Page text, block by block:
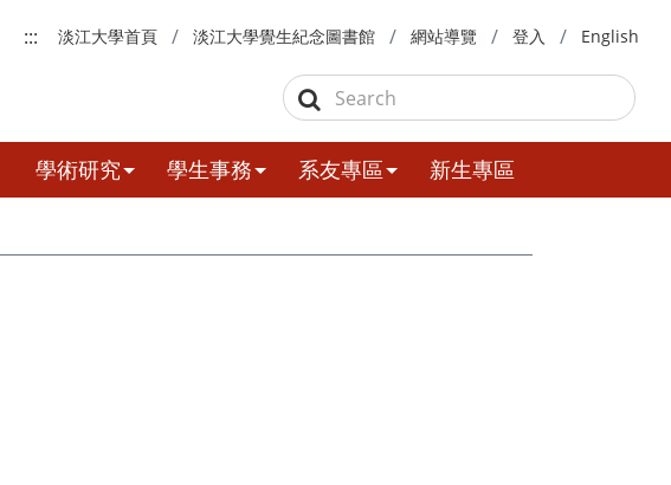
:::
淡江大學首頁 淡江大學覺生紀念圖書館 網站導覽 登入 English
學術研究 學生事務 系友專區 新生專區